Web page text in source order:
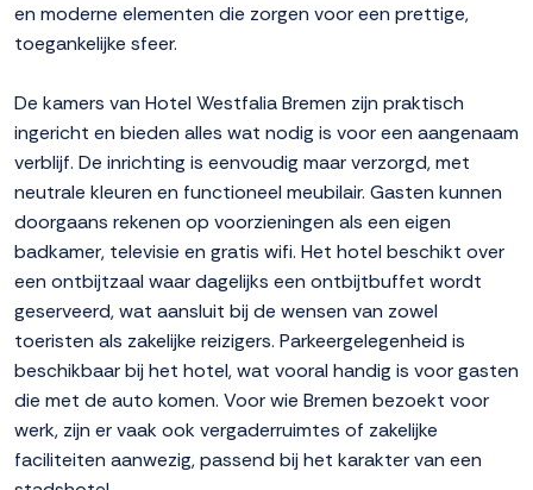
en moderne elementen die zorgen voor een prettige,
toegankelijke sfeer.
De kamers van Hotel Westfalia Bremen zijn praktisch
ingericht en bieden alles wat nodig is voor een aangenaam
verblijf. De inrichting is eenvoudig maar verzorgd, met
neutrale kleuren en functioneel meubilair. Gasten kunnen
doorgaans rekenen op voorzieningen als een eigen
badkamer, televisie en gratis wifi. Het hotel beschikt over
een ontbijtzaal waar dagelijks een ontbijtbuffet wordt
geserveerd, wat aansluit bij de wensen van zowel
toeristen als zakelijke reizigers. Parkeergelegenheid is
beschikbaar bij het hotel, wat vooral handig is voor gasten
die met de auto komen. Voor wie Bremen bezoekt voor
werk, zijn er vaak ook vergaderruimtes of zakelijke
faciliteiten aanwezig, passend bij het karakter van een